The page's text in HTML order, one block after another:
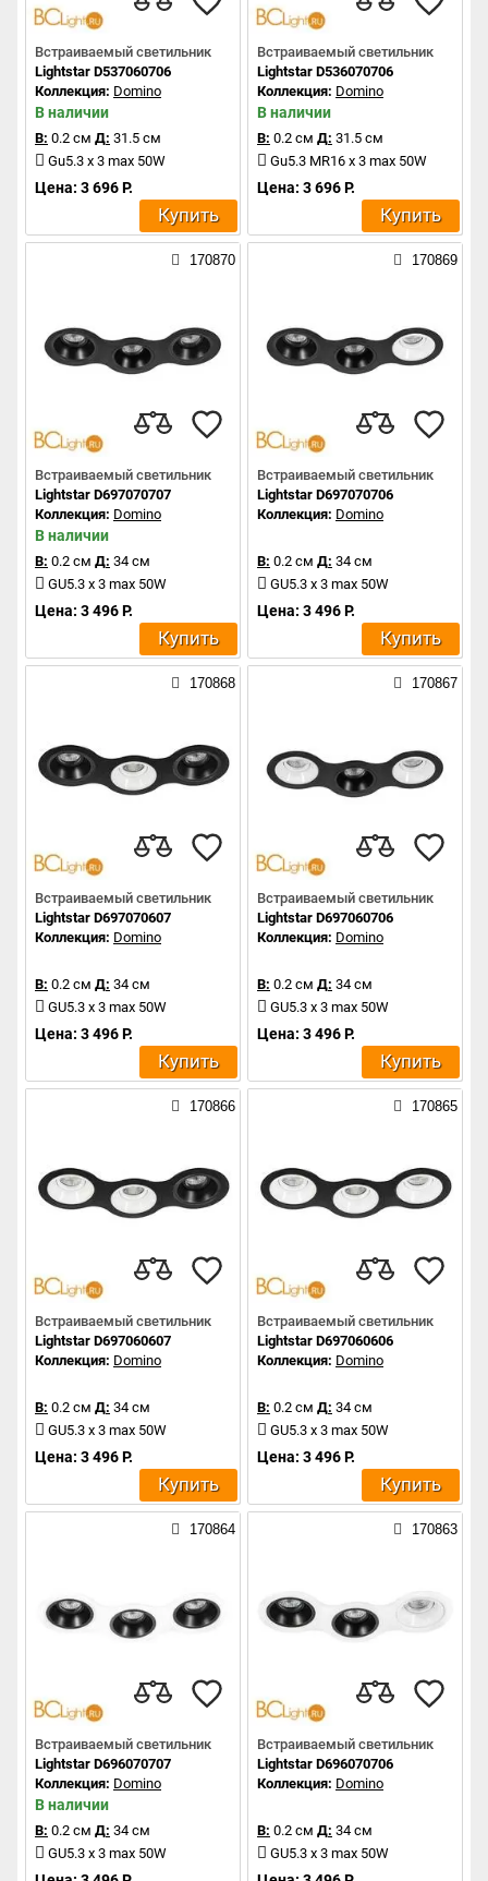
Встраиваемый светильник
Lightstar D537060706
Коллекция: Domino
В наличии
В: 0.2 см Д: 31.5 см
Gu5.3 x 3 max 50W
Цена: 3 696 Р.
Купить
Встраиваемый светильник
Lightstar D536070706
Коллекция: Domino
В наличии
В: 0.2 см Д: 31.5 см
Gu5.3 MR16 x 3 max 50W
Цена: 3 696 Р.
Купить
170870
Встраиваемый светильник
Lightstar D697070707
Коллекция: Domino
В наличии
В: 0.2 см Д: 34 см
GU5.3 x 3 max 50W
Цена: 3 496 Р.
Купить
170869
Встраиваемый светильник
Lightstar D697070706
Коллекция: Domino
В: 0.2 см Д: 34 см
GU5.3 x 3 max 50W
Цена: 3 496 Р.
Купить
170868
Встраиваемый светильник
Lightstar D697070607
Коллекция: Domino
В: 0.2 см Д: 34 см
GU5.3 x 3 max 50W
Цена: 3 496 Р.
Купить
170867
Встраиваемый светильник
Lightstar D697060706
Коллекция: Domino
В: 0.2 см Д: 34 см
GU5.3 x 3 max 50W
Цена: 3 496 Р.
Купить
170866
Встраиваемый светильник
Lightstar D697060607
Коллекция: Domino
В: 0.2 см Д: 34 см
GU5.3 x 3 max 50W
Цена: 3 496 Р.
Купить
170865
Встраиваемый светильник
Lightstar D697060606
Коллекция: Domino
В: 0.2 см Д: 34 см
GU5.3 x 3 max 50W
Цена: 3 496 Р.
Купить
170864
Встраиваемый светильник
Lightstar D696070707
Коллекция: Domino
В наличии
В: 0.2 см Д: 34 см
GU5.3 x 3 max 50W
170863
Встраиваемый светильник
Lightstar D696070706
Коллекция: Domino
В: 0.2 см Д: 34 см
GU5.3 x 3 max 50W